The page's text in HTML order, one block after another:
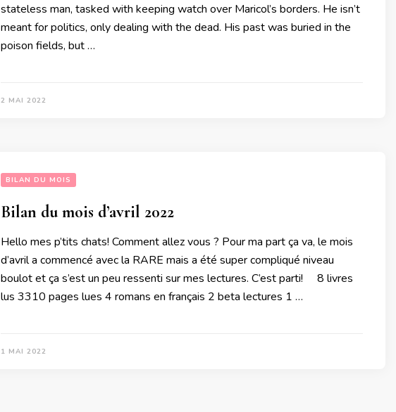
stateless man, tasked with keeping watch over Maricol’s borders. He isn’t
meant for politics, only dealing with the dead. His past was buried in the
poison fields, but …
2 MAI 2022
BILAN DU MOIS
Bilan du mois d’avril 2022
Hello mes p’tits chats! Comment allez vous ? Pour ma part ça va, le mois
d’avril a commencé avec la RARE mais a été super compliqué niveau
boulot et ça s’est un peu ressenti sur mes lectures. C’est parti! 8 livres
lus 3310 pages lues 4 romans en français 2 beta lectures 1 …
1 MAI 2022